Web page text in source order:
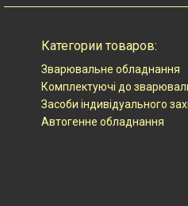
Категории товаров:
Зварювальне обладнання
Комплектуючі до
Засоби індивідуального
Автогенне обладнання